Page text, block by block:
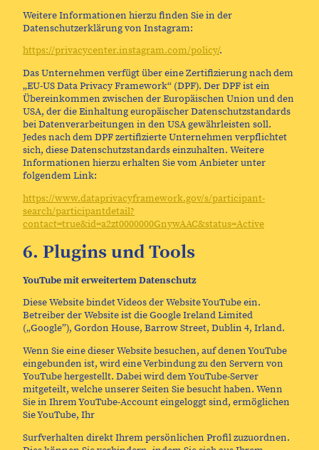
Weitere Informationen hierzu finden Sie in der
Datenschutzerklärung von Instagram:
https://privacycenter.instagram.com/policy/.
Das Unternehmen verfügt über eine Zertifizierung nach dem
„EU-US Data Privacy Framework“ (DPF). Der DPF ist ein
Übereinkommen zwischen der Europäischen Union und den
USA, der die Einhaltung europäischer Datenschutzstandards
bei Datenverarbeitungen in den USA gewährleisten soll.
Jedes nach dem DPF zertifizierte Unternehmen verpflichtet
sich, diese Datenschutzstandards einzuhalten. Weitere
Informationen hierzu erhalten Sie vom Anbieter unter
folgendem Link:
https://www.dataprivacyframework.gov/s/participant-
search/participantdetail?
contact=true&id=a2zt0000000GnywAAC&status=Active
6. Plugins und Tools
YouTube mit erweitertem Datenschutz
Diese Website bindet Videos der Website YouTube ein.
Betreiber der Website ist die Google Ireland Limited
(„Google”), Gordon House, Barrow Street, Dublin 4, Irland.
Wenn Sie eine dieser Website besuchen, auf denen YouTube
eingebunden ist, wird eine Verbindung zu den Servern von
YouTube hergestellt. Dabei wird dem YouTube-Server
mitgeteilt, welche unserer Seiten Sie besucht haben. Wenn
Sie in Ihrem YouTube-Account eingeloggt sind, ermöglichen
Sie YouTube, Ihr
Surfverhalten direkt Ihrem persönlichen Profil zuzuordnen.